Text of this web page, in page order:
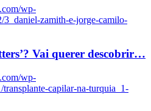
wp-
3_daniel-zamith-e-jorge-camilo-
Vai querer descobrir…
wp-
transplante-capilar-na-turquia_1-